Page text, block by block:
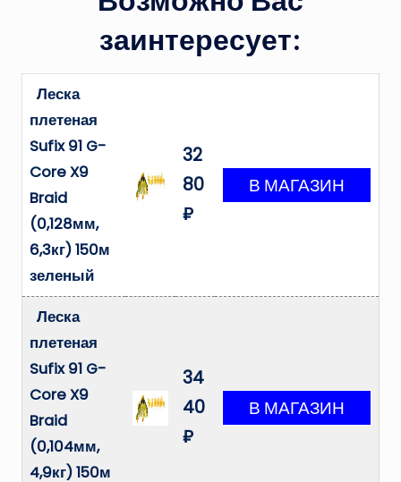
заинтересует:
Леска
плетеная
Sufix 91 G-
Core X9
Braid
(0,128мм,
6,3кг) 150м
зеленый
32
80
₽
Леска
плетеная
Sufix 91 G-
Core X9
Braid
(0,104мм,
4,9кг) 150м
34
40
₽